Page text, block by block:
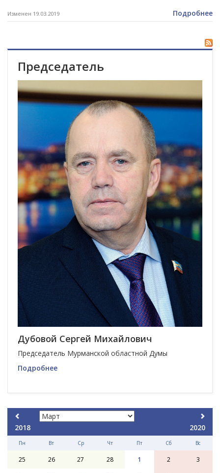
Изменен 19.03.2019 Подробнее
Председатель
Дубовой Сергей Михайлович
Председатель Мурманской областной Думы
Подробнее
2018 2020
Пн Вт Ср Чт Пт Сб Вс
25 26 27 28 1 2 3